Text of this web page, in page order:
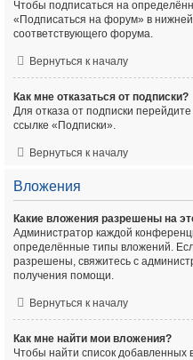
Чтобы подписаться на
«Подписаться на форум» в
соответствующего форума.
Вернуться к началу
Как мне отказаться от подписки?
Для отказа от подписки
ссылке «Подписки».
Вернуться к началу
Вложения
Какие вложения разрешены на
Администратор каждой
определённые типы вложений.
разрешены, свяжитесь с
получения помощи.
Вернуться к началу
Как мне найти мои вложения?
Чтобы найти список